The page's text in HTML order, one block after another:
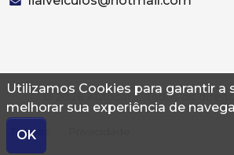
Utilizamos Cookies para garantir a
melhorar sua experiência de
OK
© 2026 Autoconf. Todos os
Termos